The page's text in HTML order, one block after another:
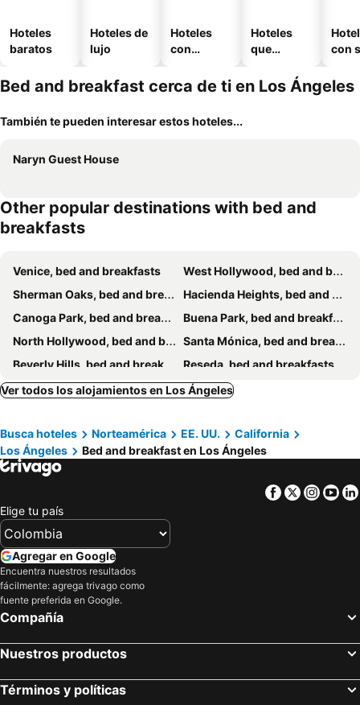
Hoteles
baratos
Hoteles de
lujo
Hoteles
con
Hoteles
que
mascotas
con
Bed and breakfast cerca de ti en Los Ángeles
También te pueden interesar estos hoteles...
Naryn Guest House
Other popular destinations with bed and
breakfasts
Venice, bed and breakfasts
West Hollywood, bed and breakfasts
Sherman Oaks, bed and breakfasts
Hacienda Heights, bed and breakfasts
Canoga Park, bed and breakfasts
Buena Park, bed and breakfasts
North Hollywood, bed and breakfasts
Santa Mónica, bed and breakfasts
Beverly Hills, bed and breakfasts
Reseda, bed and breakfasts
Norwalk, bed and breakfasts
La Cañada Flintridge, bed and breakfasts
Lomita, bed and breakfasts
Rancho Palos Verdes, bed and breakfasts
West Covina, bed and breakfasts
Tarzana, bed and breakfasts
Inglewood, bed and breakfasts
Ver todos los alojamientos en Los Ángeles
Busca hoteles Norteamérica EE. UU.
California
Los Ángeles
Bed and breakfast en Los Ángeles
Facebook
Twitter
Elige tu país
Agregar en Google
Encuentra nuestros resultados
fácilmente: agrega trivago como
fuente preferida en Google.
Compañía
Nuestros productos
Términos y políticas